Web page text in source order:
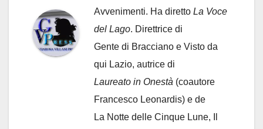
Avvenimenti. Ha diretto La Voce
del Lago. Direttrice di
Gente di Bracciano e Visto da
qui Lazio, autrice di
Laureato in Onestà (coautore
Francesco Leonardis) e de
La Notte delle Cinque Lune, Il